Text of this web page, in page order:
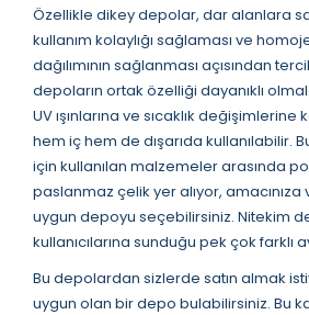
Özellikle dikey depolar, dar alanlara
kullanım kolaylığı sağlaması ve
dağılımının sağlanması açısından
depoların ortak özelliği dayanıklı
UV ışınlarına ve sıcaklık değişimlerine
hem iç hem de dışarıda kullanılabilir.
için kullanılan malzemeler arasında
paslanmaz çelik yer alıyor, amacınıza
uygun depoyu seçebilirsiniz. Nitekim
kullanıcılarına sunduğu pek çok farklı
Bu depolardan sizlerde satın almak
uygun olan bir depo bulabilirsiniz. Bu